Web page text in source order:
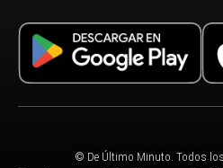
© De Último Minuto. Todos